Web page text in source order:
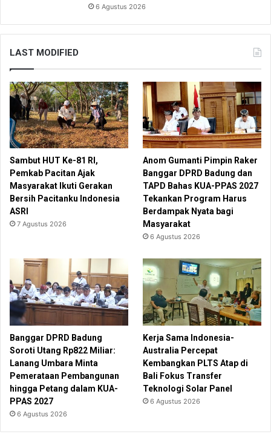
6 Agustus 2026
LAST MODIFIED
Sambut HUT Ke-81 RI,
Pemkab Pacitan Ajak
Masyarakat Ikuti Gerakan
Bersih Pacitanku Indonesia
ASRI
7 Agustus 2026
Anom Gumanti Pimpin Raker
Banggar DPRD Badung dan
TAPD Bahas KUA-PPAS 2027
Tekankan Program Harus
Berdampak Nyata bagi
Masyarakat
6 Agustus 2026
Banggar DPRD Badung
Soroti Utang Rp822 Miliar:
Lanang Umbara Minta
Pemerataan Pembangunan
hingga Petang dalam KUA-
PPAS 2027
6 Agustus 2026
Kerja Sama Indonesia-
Australia Percepat
Kembangkan PLTS Atap di
Bali Fokus Transfer
Teknologi Solar Panel
6 Agustus 2026